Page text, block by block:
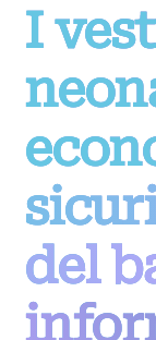
I
del